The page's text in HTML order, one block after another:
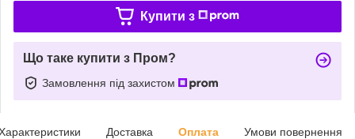
Купити з
Що таке купити з Пром?
Замовлення під захистом
Доставка Оплата Умови повернення